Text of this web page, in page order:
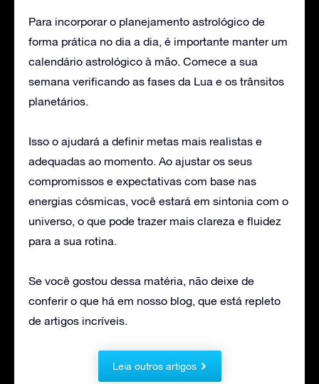
Para incorporar o planejamento astrológico de
forma prática no dia a dia, é importante manter um
calendário astrológico à mão. Comece a sua
semana verificando as fases da Lua e os trânsitos
planetários.
Isso o ajudará a definir metas mais realistas e
adequadas ao momento. Ao ajustar os seus
compromissos e expectativas com base nas
energias cósmicas, você estará em sintonia com o
universo, o que pode trazer mais clareza e fluidez
para a sua rotina.
Se você gostou dessa matéria, não deixe de
conferir o que há em nosso blog, que está repleto
de artigos incríveis.
Leia outros artigos